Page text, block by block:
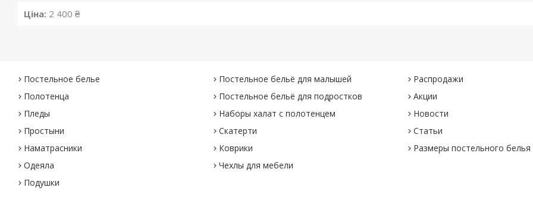
Ціна: 2 400 ₴
Постельное белье
Полотенца
Пледы
Простыни
Наматрасники
Одеяла
Подушки
Постельное бельё для малышей
Постельное бельё для подростков
Наборы халат с полотенцем
Скатерти
Коврики
Чехлы для мебели
Распродажи
Акции
Новости
Статьи
Размеры постельного белья